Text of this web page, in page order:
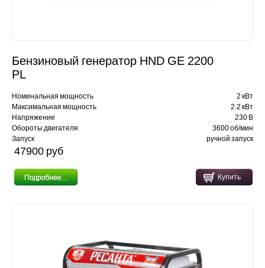
Бензиновый генератор HND GE 2200
PL
Номинальная мощность
2 кВт
Максимальная мощность
2.2 кВт
Напряжение
230 В
Обороты двигателя
3600 об/мин
Запуск
ручной запуск
47900 pуб
Купить